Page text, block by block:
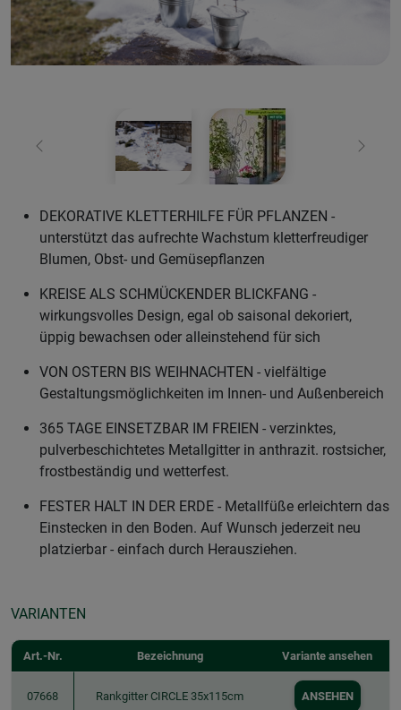
Zurück Weiter
DEKORATIVE KLETTERHILFE FÜR PFLANZEN -
unterstützt das aufrechte Wachstum kletterfreudiger
Blumen, Obst- und Gemüsepflanzen
KREISE ALS SCHMÜCKENDER BLICKFANG -
wirkungsvolles Design, egal ob saisonal dekoriert,
üppig bewachsen oder alleinstehend für sich
VON OSTERN BIS WEIHNACHTEN - vielfältige
Gestaltungsmöglichkeiten im Innen- und Außenbereich
365 TAGE EINSETZBAR IM FREIEN - verzinktes,
pulverbeschichtetes Metallgitter in anthrazit. rostsicher,
frostbeständig und wetterfest.
FESTER HALT IN DER ERDE - Metallfüße erleichtern das
Einstecken in den Boden. Auf Wunsch jederzeit neu
platzierbar - einfach durch Herausziehen.
VARIANTEN
Art.-Nr. Bezeichnung Variante ansehen
07668 Rankgitter CIRCLE 35x115cm ANSEHEN